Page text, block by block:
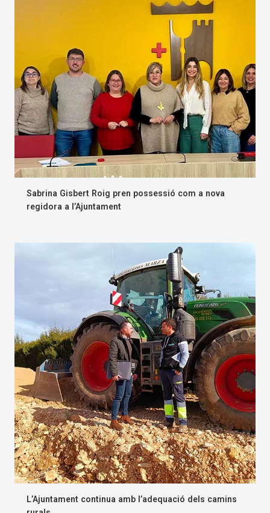
Sabrina Gisbert Roig pren possessió com a nova
regidora a l’Ajuntament
L’Ajuntament continua amb l’adequació dels camins